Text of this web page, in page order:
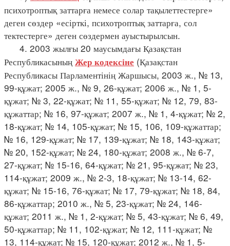
психотроптық заттарға немесе солар тақылеттестерге»
деген сөздер «есірткі, психотроптық заттарға, сол
тектестерге» деген сөздермен ауыстырылсын.
4. 2003 жылғы 20 маусымдағы Қазақстан
Республикасының Жер кодексіне (Қазақстан
Республикасы Парламентінің Жаршысы, 2003 ж., № 13,
99-құжат; 2005 ж., № 9, 26-құжат; 2006 ж., № 1, 5-
құжат; № 3, 22-құжат; № 11, 55-құжат; № 12, 79, 83-
құжаттар; № 16, 97-құжат; 2007 ж., № 1, 4-құжат; № 2,
18-құжат; № 14, 105-құжат; № 15, 106, 109-құжаттар;
№ 16, 129-құжат; № 17, 139-құжат; № 18, 143-құжат;
№ 20, 152-құжат; № 24, 180-құжат; 2008 ж., № 6-7,
27-құжат; № 15-16, 64-құжат; № 21, 95-құжат; № 23,
114-құжат; 2009 ж., № 2-3, 18-құжат; № 13-14, 62-
құжат; № 15-16, 76-құжат; № 17, 79-құжат; № 18, 84,
86-құжаттар; 2010 ж., № 5, 23-құжат; № 24, 146-
құжат; 2011 ж., № 1, 2-құжат; № 5, 43-құжат; № 6, 49,
50-құжаттар; № 11, 102-құжат; № 12, 111-құжат; №
13, 114-құжат; № 15, 120-құжат; 2012 ж., № 1, 5-